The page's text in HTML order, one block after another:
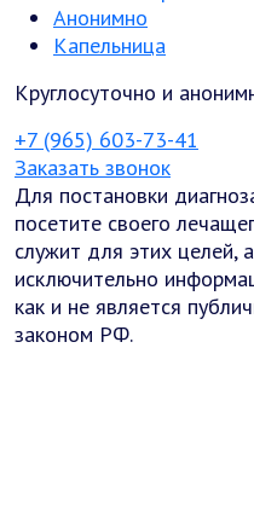
Анонимно
Капельница
Круглосуточно и
+7 (965) 603-73-41
Заказать звонок
Для постановки
посетите своего
служит для этих целей,
исключительно
как и не является
законом РФ.